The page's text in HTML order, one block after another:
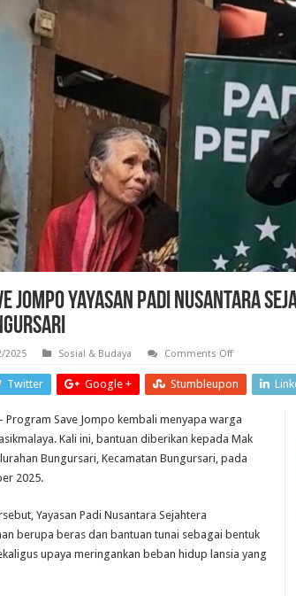
Jompo Yayasan Padi Nusantara
2025 Sosial & Budaya Comments Offon
Save
Jompo
Yayasan
Nusantara
Sejahtera
Bantu
Lansia
Twitter Google + Stumbleupon
Save Jompo kembali menyapa warga
Kali ini, bantuan diberikan kepada Mak
Bungursari, Kecamatan Bungursari, pada
2025.
Yayasan Padi Nusantara Sejahtera
berupa beras dan bantuan tunai sebagai bentuk
upaya meringankan beban hidup lansia yang